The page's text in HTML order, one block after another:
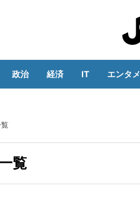
政治 経済 IT エンタメ
覧